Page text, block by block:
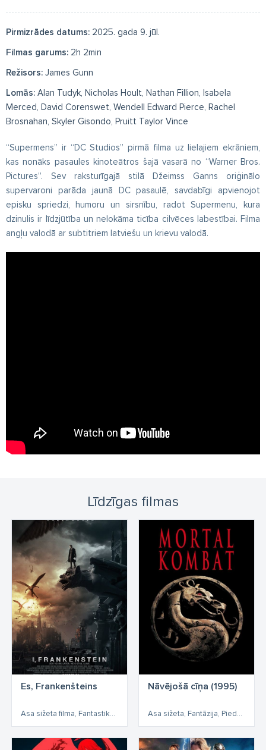
Pirmizrādes datums: 2025. gada 9. jūl.
Filmas garums: 2h 2min
Režisors: James Gunn
Lomās: Alan Tudyk, Nicholas Hoult, Nathan Fillion, Isabela
Merced, David Corenswet, Wendell Edward Pierce, Rachel
Brosnahan, Skyler Gisondo, Pruitt Taylor Vince
“Supermens” ir “DC Studios” pirmā filma uz lielajiem ekrāniem,
kas nonāks pasaules kinoteātros šajā vasarā no “Warner Bros.
Pictures”. Sev raksturīgajā stilā Džeimss Ganns oriģinālo
supervaroni parāda jaunā DC pasaulē, savdabīgi apvienojot
episku spriedzi, humoru un sirsnību, radot Supermenu, kura
dzinulis ir līdzjūtība un nelokāma ticība cilvēces labestībai. Filma
angļu valodā ar subtitriem latviešu un krievu valodā.
Līdzīgas filmas
Es, Frankenšteins
Asa sižeta filma, Fantastika, Asa sižeta, Fantāzija, Fantāzijas
Nāvējošā cīņa (1995)
Asa sižeta, Fantāzija, Piedzīvojumi